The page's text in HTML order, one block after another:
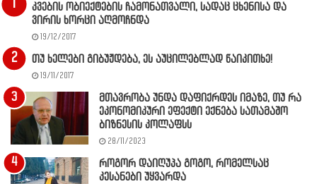
კვების ობიექტების ჩამონათვალი, სადაც ცხენისა და
ვირის ხორცი აღმოჩნდა
19/12/2017
თუ ხელები გიბუჟდება, ეს აუცილებლად წაიკითხე!
19/11/2017
მთავრობა უნდა დაფიქრდეს იმაზე, თუ რა
ეკონომიკური ეფექტი ექნება სათამაშო
ბიზნესის კოლაფსს
28/11/2023
როგორ დაიღუპა გოგო, რომელსაც
კესანები უყვარდა